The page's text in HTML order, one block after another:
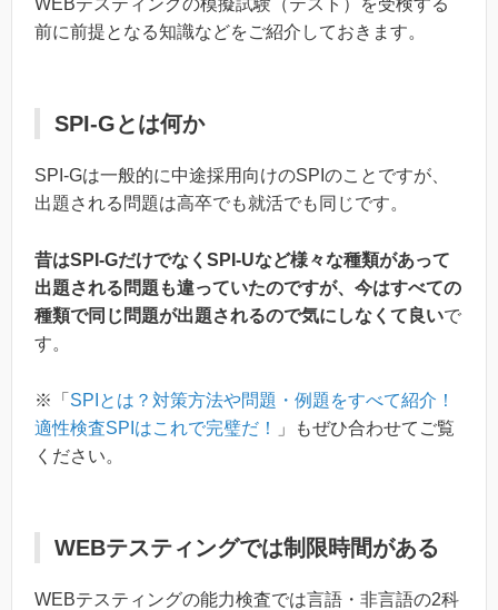
WEBテスティングの模擬試験（テスト）を受検する
前に前提となる知識などをご紹介しておきます。
SPI-Gとは何か
SPI-Gは一般的に中途採用向けのSPIのことですが、
出題される問題は高卒でも就活でも同じです。
昔はSPI-GだけでなくSPI-Uなど様々な種類があって
出題される問題も違っていたのですが、今はすべての
種類で同じ問題が出題されるので気にしなくて良いで
す。
※「 SPIとは？対策方法や問題・例題をすべて紹介！
適性検査SPIはこれで完璧だ！
」もぜひ合わせてご覧
ください。
WEBテスティングでは制限時間がある
WEBテスティングの能力検査では言語・非言語の2科